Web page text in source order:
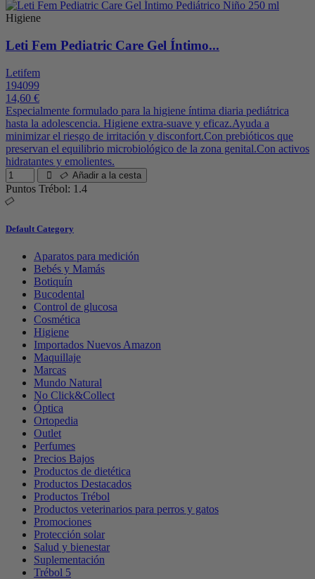
Higiene
Leti Fem Pediatric Care Gel Íntimo...
Letifem
194099
14,60 €
Especialmente formulado para la higiene íntima diaria pediátrica
hasta la adolescencia. Higiene extra-suave y eficaz.Ayuda a
minimizar el riesgo de irritación y disconfort.Con prebióticos que
preservan el equilibrio microbiológico de la zona genital.Con activos
hidratantes y emolientes.
Añadir a la cesta
Puntos Trébol: 1.4
Default Category
Aparatos para medición
Bebés y Mamás
Botiquín
Bucodental
Control de glucosa
Cosmética
Higiene
Importados Nuevos Amazon
Maquillaje
Marcas
Mundo Natural
No Click&Collect
Óptica
Ortopedia
Outlet
Perfumes
Precios Bajos
Productos de dietética
Productos Destacados
Productos Trébol
Productos veterinarios para perros y gatos
Promociones
Protección solar
Salud y bienestar
Suplementación
Trébol 5